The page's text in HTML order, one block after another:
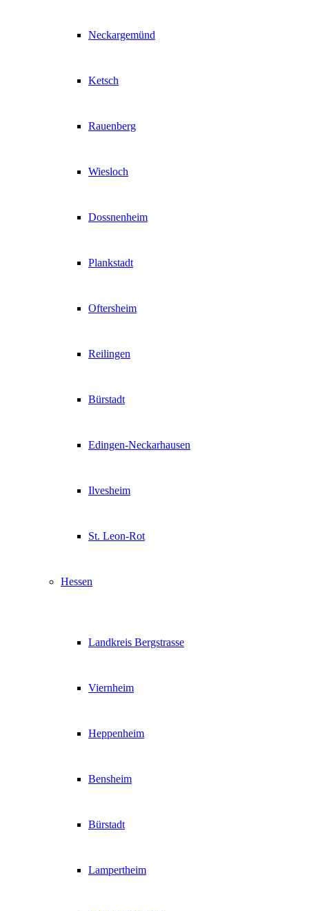
Neckargemünd
Ketsch
Rauenberg
Wiesloch
Dossnenheim
Plankstadt
Oftersheim
Reilingen
Bürstadt
Edingen-Neckarhausen
Ilvesheim
St. Leon-Rot
Hessen
Landkreis Bergstrasse
Viernheim
Heppenheim
Bensheim
Bürstadt
Lampertheim